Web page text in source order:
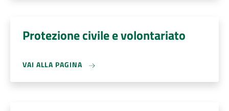
Protezione civile e volontariato
VAI ALLA PAGINA